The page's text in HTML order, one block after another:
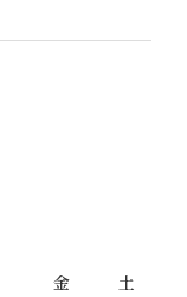
金
土